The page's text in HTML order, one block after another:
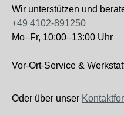
Wir unterstützen und
+49 4102-891250
Mo–Fr, 10:00–13:00 Uhr
Vor-Ort-Service &
Oder über unser